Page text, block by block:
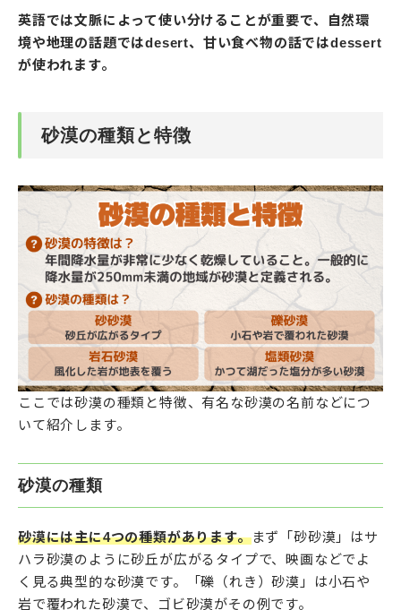
英語では文脈によって使い分けることが重要で、自然環
境や地理の話題ではdesert、甘い食べ物の話ではdessert
が使われます。
砂漠の種類と特徴
ここでは砂漠の種類と特徴、有名な砂漠の名前などにつ
いて紹介します。
砂漠の種類
砂漠には主に4つの種類があります。まず「砂砂漠」はサ
ハラ砂漠のように砂丘が広がるタイプで、映画などでよ
く見る典型的な砂漠です。「礫（れき）砂漠」は小石や
岩で覆われた砂漠で、ゴビ砂漠がその例です。